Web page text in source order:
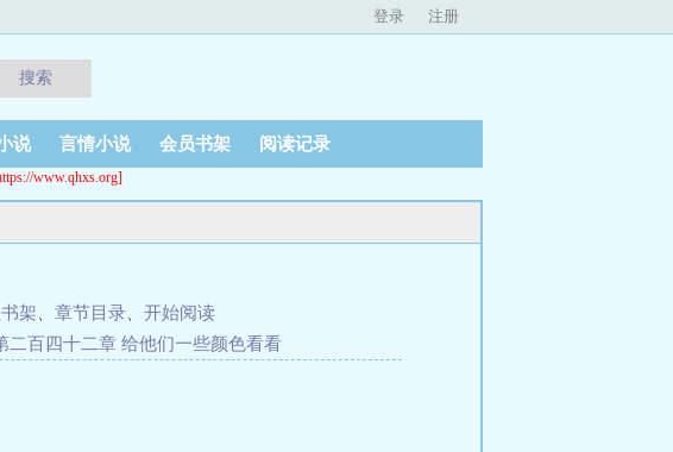
登录 注册
搜索
说 言情小说 会员书架 阅读记录
www.qhxs.org]
架 章节目录
开始阅读
二百四十二章 给他们一些颜色看看